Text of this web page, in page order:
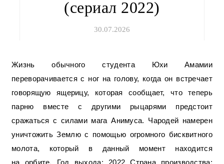
(сериал 2022)
30.07.2026
Жизнь обычного студента Юхи Амамии
переворачивается с ног на голову, когда он встречает
говорящую ящерицу, которая сообщает, что теперь
парню вместе с другими рыцарями предстоит
сражаться с силами мага Анимуса. Чародей намерен
уничтожить Землю с помощью огромного бисквитного
молота, который в данный момент находится
на орбите. Год выхода: 2022 Страна производства: